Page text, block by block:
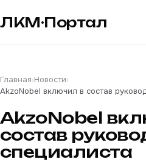
ЛКМ·Портал
Главная›Новости›
AkzoNobel включил в состав
AkzoNobel
состав
специалиста